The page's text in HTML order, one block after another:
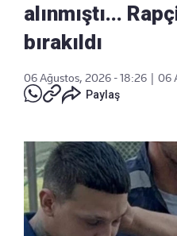
alınmıştı...
bırakıldı
06 Ağustos, 2026 - 18:26
06
Paylaş